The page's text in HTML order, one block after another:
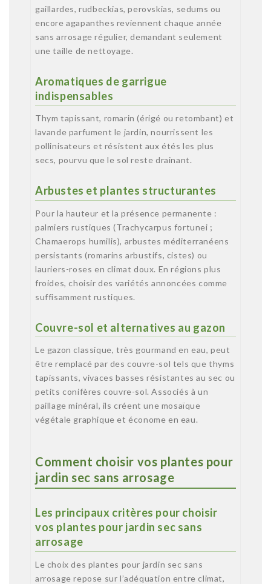
gaillardes, rudbeckias, perovskias, sedums ou
encore agapanthes reviennent chaque année
sans arrosage régulier, demandant seulement
une taille de nettoyage.
Aromatiques de garrigue
indispensables
Thym tapissant, romarin (érigé ou retombant) et
lavande parfument le jardin, nourrissent les
pollinisateurs et résistent aux étés les plus
secs, pourvu que le sol reste drainant.
Arbustes et plantes structurantes
Pour la hauteur et la présence permanente :
palmiers rustiques (Trachycarpus fortunei ;
Chamaerops humilis), arbustes méditerranéens
persistants (romarins arbustifs, cistes) ou
lauriers-roses en climat doux. En régions plus
froides, choisir des variétés annoncées comme
suffisamment rustiques.
Couvre-sol et alternatives au gazon
Le gazon classique, très gourmand en eau, peut
être remplacé par des couvre-sol tels que thyms
tapissants, vivaces basses résistantes au sec ou
petits conifères couvre-sol. Associés à un
paillage minéral, ils créent une mosaïque
végétale graphique et économe en eau.
Comment choisir vos plantes pour
jardin sec sans arrosage
Les principaux critères pour choisir
vos plantes pour jardin sec sans
arrosage
Le choix des plantes pour jardin sec sans
arrosage repose sur l’adéquation entre climat,